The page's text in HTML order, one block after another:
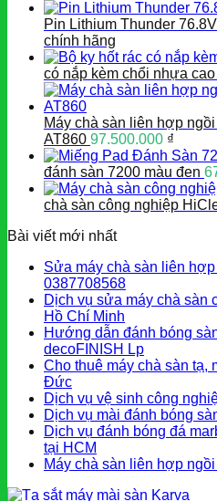
Pin Lithium Thunder
chính hãng
có nắp kèm chổi nhựa
Máy chà sàn liên hợp
AT860 97.500.000 ₫
đánh sàn 7200 màu đen
chà sàn công nghiệp
Bài viết mới nhất
Sửa máy chà sàn liên
0387708568
Dịch vụ sửa máy chà sàn
Hồ Chí Minh
Hướng dẫn đánh bóng
decoFINISH Lp
Cho thuê máy chà sàn tạ,
Đức
Dịch vụ vệ sinh công
Dịch vụ mài đánh bóng
Dịch vụ đánh bóng đá
tại HCM
Máy chà sàn liên hợp